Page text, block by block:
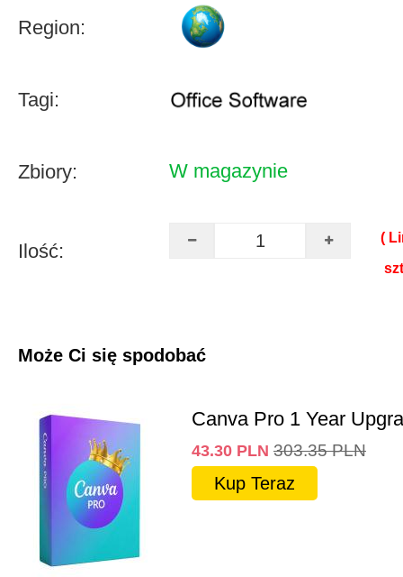
Region:
Tagi:
Zbiory: W magazynie
Ilość:
(
Może Ci się spodobać
Canva Pro 1 Year
43.30 PLN 303.35 PLN
Kup Teraz